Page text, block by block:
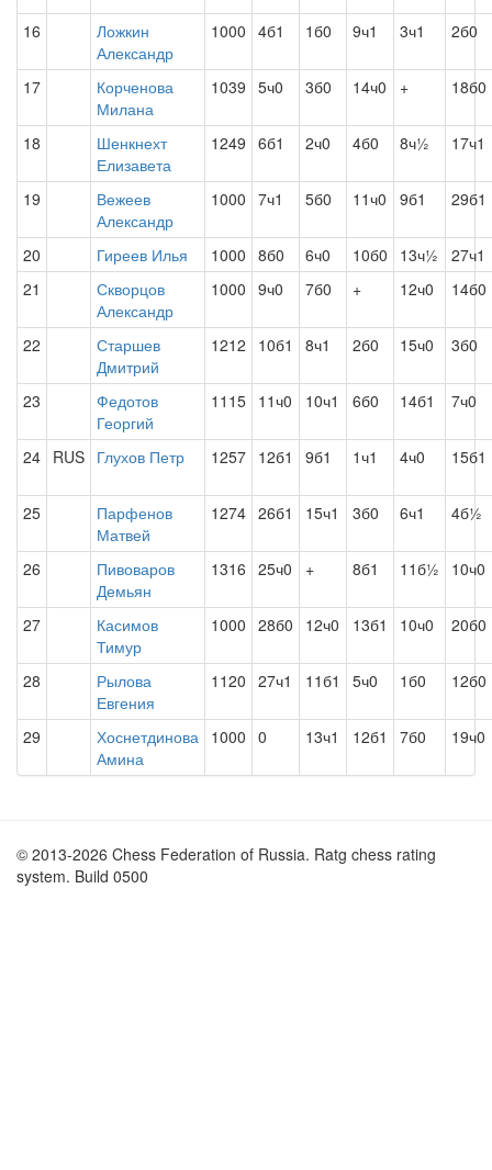
16
Ложкин
Александр
1000 4б1 1б0 9ч1 3ч1 2б0
17
Корченова
Милана
1039 5ч0 3б0 14ч0 + 18б0
18
Шенкнехт
Елизавета
1249 6б1 2ч0 4б0 8ч½ 17ч1
19
Вежеев
Александр
1000 7ч1 5б0 11ч0 9б1 29б1
20 Гиреев Илья 1000 8б0 6ч0 10б0 13ч½
27ч1
21
Скворцов
Александр
1000 9ч0 7б0 + 12ч0 14б0
22
Старшев
Дмитрий
1212 10б1 8ч1 2б0 15ч0 3б0
23
Федотов
Георгий
1115 11ч0 10ч1 6б0 14б1 7ч0
24 RUS Глухов Петр 1257 12б1 9б1 1ч1 4ч0 15б1
25
Парфенов
Матвей
1274 26б1 15ч1 3б0 6ч1 4б½
26
Пивоваров
Демьян
1316 25ч0 + 8б1 11б½ 10ч0
27
Касимов
Тимур
1000 28б0 12ч0 13б1 10ч0 20б0
28
Рылова
Евгения
1120 27ч1 11б1 5ч0 1б0 12б0
29
Хоснетдинова
Амина
1000 0 13ч1 12б1 7б0 19ч0
© 2013-2026 Chess Federation of Russia. Ratg chess rating
system. Build 0500